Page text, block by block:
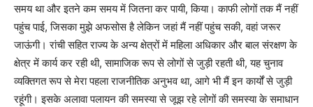
समय था और इतने कम समय में जितना कर पायी, किया। काफी लोगों तक मैं नहीं
पहुंच पाई, जिसका मुझे अफसोस है लेकिन जहां मैं नहीं पहुंच सकी, वहां जरूर
जाऊंगी। रांची सहित राज्य के अन्य क्षेत्रों में महिला अधिकार और बाल संरक्षण के
क्षेत्र में कार्य कर रही थी, सामाजिक रूप से लोगों से जुड़ी रहती थी, यह चुनाव
व्यक्तिगत रूप से मेरा पहला राजनीतिक अनुभव था, आगे भी मैं इन कार्यों से जुड़ी
रहूंगी। इसके अलावा पलायन की समस्या से जूझ रहे लोगों की समस्या के समाधान